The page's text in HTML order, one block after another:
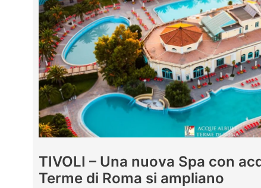
TIVOLI – Una nuova Spa con
Terme di Roma si ampliano